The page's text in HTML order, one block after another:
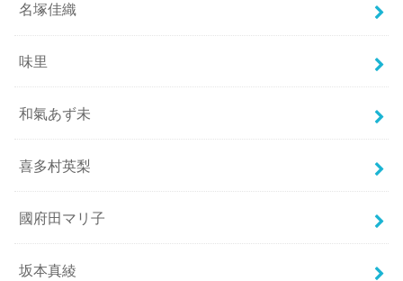
名塚佳織
味里
和氣あず未
喜多村英梨
國府田マリ子
坂本真綾